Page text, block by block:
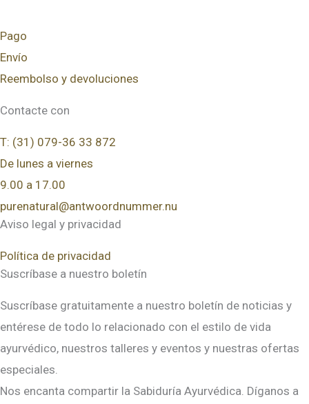
Pago
Envío
Reembolso y devoluciones
Contacte con
T: (31) 079-36 33 872
De lunes a viernes
9.00 a 17.00
purenatural@antwoordnummer.nu
Aviso legal y privacidad
Política de privacidad
Suscríbase a nuestro boletín
Suscríbase gratuitamente a nuestro boletín de noticias y
entérese de todo lo relacionado con el estilo de vida
ayurvédico, nuestros talleres y eventos y nuestras ofertas
especiales.
Nos encanta compartir la Sabiduría Ayurvédica. Díganos a